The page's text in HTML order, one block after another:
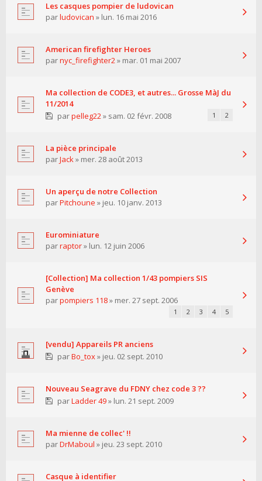
Les casques pompier de ludovican
parludovican » lun. 16 mai 2016
American firefighter Heroes
parnyc_firefighter2» mar. 01 mai 2007
Ma collection de CODE3, et autres... Grosse MàJ du
11/2014
parpelleg22» sam. 02 févr. 2008 1 2
La pièce principale
parJack» mer. 28 août 2013
Un aperçu de notre Collection
parPitchoune » jeu. 10 janv. 2013
Eurominiature
parraptor» lun. 12 juin 2006
[Collection] Ma collection 1/43 pompiers SIS
Genève
parpompiers 118» mer. 27 sept. 2006
1 2 3 4 5
[vendu] Appareils PR anciens
parBo_tox» jeu. 02 sept. 2010
Nouveau Seagrave du FDNY chez code 3 ??
parLadder 49» lun. 21 sept. 2009
Ma mienne de collec' !!
parDrMaboul » jeu. 23 sept. 2010
Casque à identifier